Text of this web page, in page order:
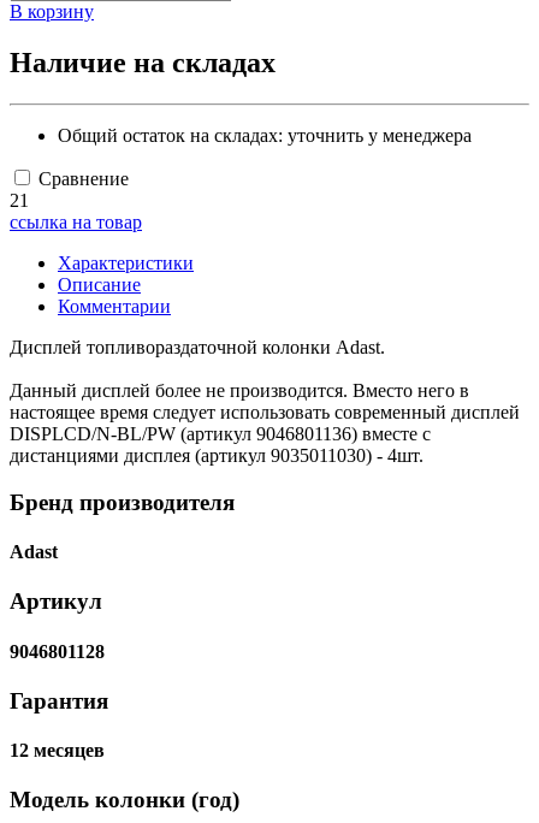
В корзину
Наличие на складах
Общий остаток на складах: уточнить у менеджера
Сравнение
21
ссылка на товар
Характеристики
Описание
Комментарии
Дисплей топливораздаточной колонки Adast.
Данный дисплей более не производится. Вместо него в
настоящее время следует использовать современный дисплей
DISPLCD/N-BL/PW (артикул 9046801136) вместе с
дистанциями дисплея (артикул 9035011030) - 4шт.
Бренд производителя
Adast
Артикул
9046801128
Гарантия
12 месяцев
Модель колонки (год)